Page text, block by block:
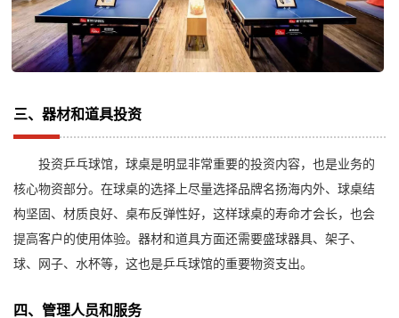
三、器材和道具投资
投资乒乓球馆，球桌是明显非常重要的投资内容，也是业务的
核心物资部分。在球桌的选择上尽量选择品牌名扬海内外、球桌结
构坚固、材质良好、桌布反弹性好，这样球桌的寿命才会长，也会
提高客户的使用体验。器材和道具方面还需要盛球器具、架子、
球、网子、水杯等，这也是乒乓球馆的重要物资支出。
四、管理人员和服务